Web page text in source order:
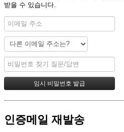
받을 수 있습니다.
인증메일 재발송